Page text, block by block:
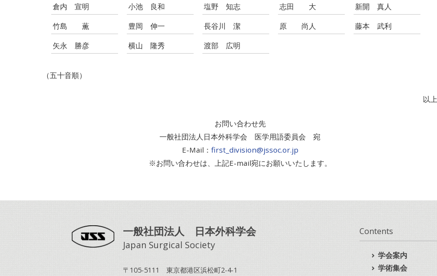
倉内 宣明
小池 良和 塩野 知志 志田 大
新開 真人
竹島 薫
豊岡 伸一 長谷川 潔 原 尚人
藤本 武利
矢永 勝彦
横山 隆秀 渡部 広明
（五十音順）
以上
お問い合わせ先
一般社団法人日本外科学会 医学用語委員会 宛
E-Mail： first_division@jssoc.or.jp
※お問い合わせは、上記E-mail宛にお願いいたします。
一般社団法人 日本外科学会
Japan Surgical Society
〒105-5111 東京都港区浜松町2-4-1
Contents
学会案内
学術集会